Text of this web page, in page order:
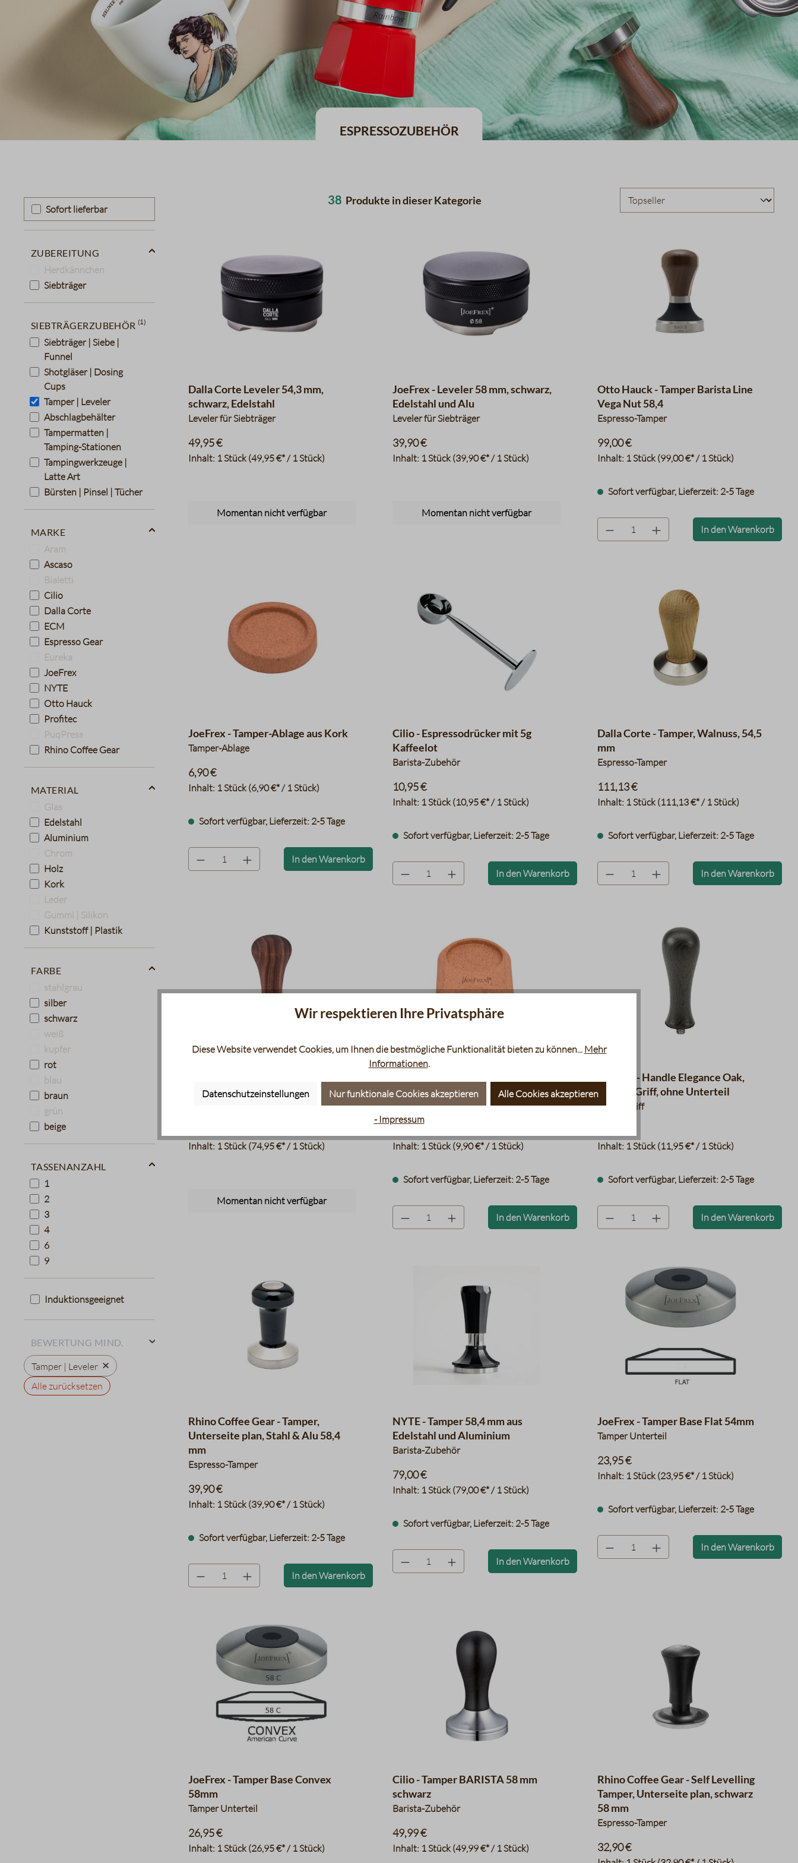
Espressozubehör
Sofort lieferbar
Zubereitung
Herdkännchen
Siebträger
Siebträgerzubehör (1)
Siebträger | Siebe |
Funnel
Shotgläser | Dosing
Cups
Tamper | Leveler
Abschlagbehälter
Tampermatten |
Tamping-Stationen
Tampingwerkzeuge |
Latte Art
Bürsten | Pinsel | Tücher
Marke
Aram
Ascaso
Bialetti
Cilio
Dalla Corte
ECM
Espresso Gear
Eureka
JoeFrex
NYTE
Otto Hauck
Profitec
PuqPress
Rhino Coffee Gear
Material
Glas
Edelstahl
Aluminium
Chrom
Holz
Kork
Leder
Gummi | Silikon
Kunststoff | Plastik
Farbe
stahlgrau
silber
schwarz
weiß
kupfer
rot
blau
braun
grün
beige
Tassenanzahl
1
2
3
4
6
9
Induktionsgeeignet
Bewertung mind.
Tamper | Leveler ×
Alle zurücksetzen
38 Produkte in dieser Kategorie
Dalla Corte Leveler 54,3 mm,
schwarz, Edelstahl
Leveler für Siebträger
Inhalt: 1 Stück(49,95 €* / 1 Stück)
49,95 €
Momentan nicht verfügbar
JoeFrex - Leveler 58 mm, schwarz,
Edelstahl und Alu
Leveler für Siebträger
Inhalt: 1 Stück(39,90 €* / 1 Stück)
39,90 €
Momentan nicht verfügbar
Otto Hauck - Tamper Barista Line
Vega Nut 58,4
Espresso-Tamper
Inhalt: 1 Stück(99,00 €* / 1 Stück)
99,00 €
Sofort verfügbar, Lieferzeit: 2-5 Tage
product.quantityLabel In den Warenkorb
JoeFrex - Tamper-Ablage aus Kork
Tamper-Ablage
Inhalt: 1 Stück(6,90 €* / 1 Stück)
6,90 €
Sofort verfügbar, Lieferzeit: 2-5 Tage
product.quantityLabel In den Warenkorb
Cilio - Espressodrücker mit 5g
Kaffeelot
Barista-Zubehör
Inhalt: 1 Stück(10,95 €* / 1 Stück)
10,95 €
Sofort verfügbar, Lieferzeit: 2-5 Tage
product.quantityLabel In den Warenkorb
Dalla Corte - Tamper, Walnuss, 54,5
mm
Espresso-Tamper
Inhalt: 1 Stück(111,13 €* / 1 Stück)
111,13 €
Sofort verfügbar, Lieferzeit: 2-5 Tage
product.quantityLabel In den Warenkorb
mm
Inhalt: 1 Stück(74,95 €* / 1 Stück)
Momentan nicht verfügbar
mit Kante
Tamper-Matte
Inhalt: 1 Stück(9,90 €* / 1 Stück)
Sofort verfügbar, Lieferzeit: 2-5 Tage
product.quantityLabel In den Warenkorb
JoeFrex - Handle Elegance Oak,
Tamper Griff, ohne Unterteil
Tampergriff
Inhalt: 1 Stück(11,95 €* / 1 Stück)
Sofort verfügbar, Lieferzeit: 2-5 Tage
product.quantityLabel In den Warenkorb
Rhino Coffee Gear - Tamper,
Unterseite plan, Stahl & Alu 58,4
mm
Espresso-Tamper
Inhalt: 1 Stück(39,90 €* / 1 Stück)
39,90 €
Sofort verfügbar, Lieferzeit: 2-5 Tage
product.quantityLabel In den Warenkorb
NYTE - Tamper 58,4 mm aus
Edelstahl und Aluminium
Barista-Zubehör
Inhalt: 1 Stück(79,00 €* / 1 Stück)
79,00 €
Sofort verfügbar, Lieferzeit: 2-5 Tage
product.quantityLabel In den Warenkorb
JoeFrex - Tamper Base Flat 54mm
Tamper Unterteil
Inhalt: 1 Stück(23,95 €* / 1 Stück)
23,95 €
Sofort verfügbar, Lieferzeit: 2-5 Tage
product.quantityLabel In den Warenkorb
JoeFrex - Tamper Base Convex
58mm
Tamper Unterteil
Inhalt: 1 Stück(26,95 €* / 1 Stück)
26,95 €
Cilio - Tamper BARISTA 58 mm
schwarz
Barista-Zubehör
Inhalt: 1 Stück(49,99 €* / 1 Stück)
49,99 €
Rhino Coffee Gear - Self Levelling
Tamper, Unterseite plan, schwarz
58 mm
Espresso-Tamper
32,90 €
Wir respektieren Ihre Privatsphäre
Diese Website verwendet Cookies, um Ihnen die bestmögliche Funktionalität bieten zu können... Mehr
Informationen.
Datenschutzeinstellungen Nur funktionale Cookies akzeptieren Alle Cookies akzeptieren
- Impressum